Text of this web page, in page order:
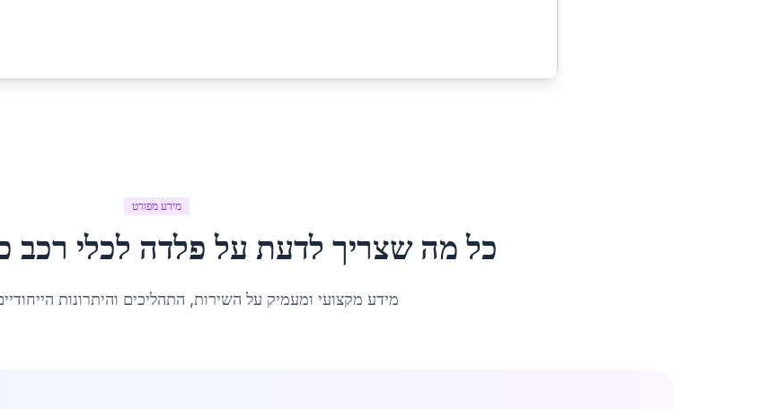
מידע מפורט
כל מה שצריך לדעת על פלדה לכלי רכב
מידע מקצועי ומעמיק על השירות, התהליכים והיתרונות